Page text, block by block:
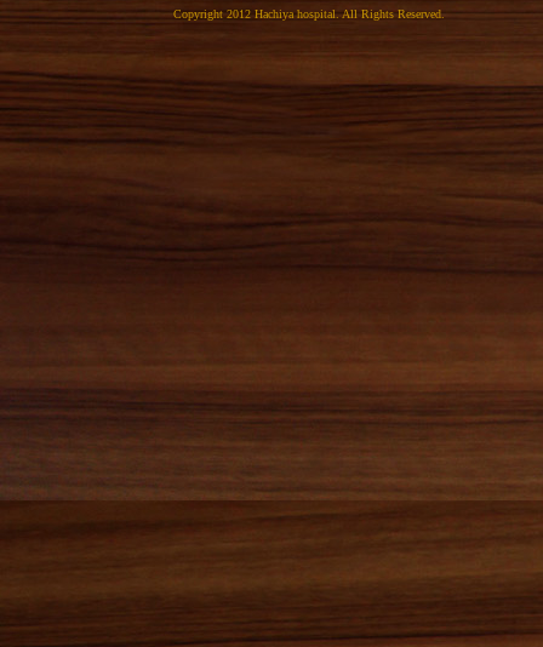
Copyright 2012 Hachiya hospital. All Rights Reserved.